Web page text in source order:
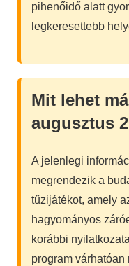
pihenőidő alatt
legkeresettebb
Mit lehet
augusztus
A jelenlegi
megrendezik a
tűzijátékot, amely
hagyományos
korábbi
program várhatóan